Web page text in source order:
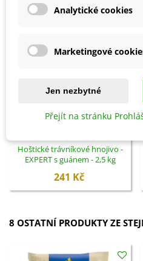
Hoštické trávníkové hnojivo -
EXPERT s guánem - 2,5 kg
241 Kč
8 OSTATNÍ PRODUKTY ZE
Analytické cookies
Marketingové
Jen nezbytné
Přejít na stránku